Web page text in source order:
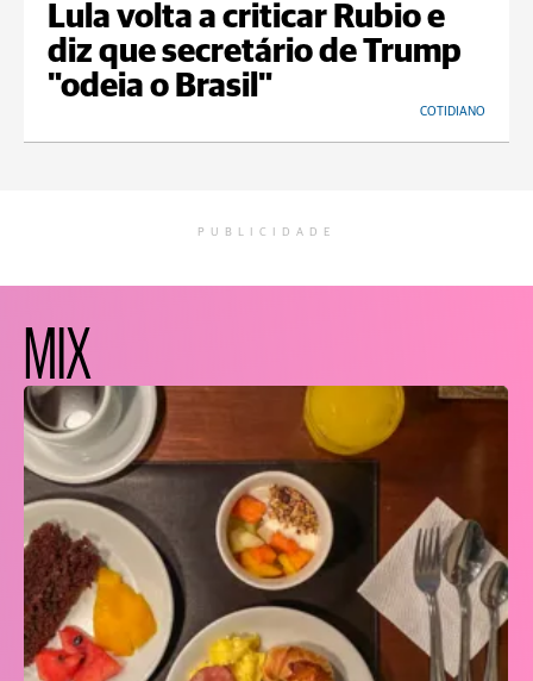
Lula volta a criticar Rubio e
diz que secretário de Trump
"odeia o Brasil"
COTIDIANO
PUBLICIDADE
MIX